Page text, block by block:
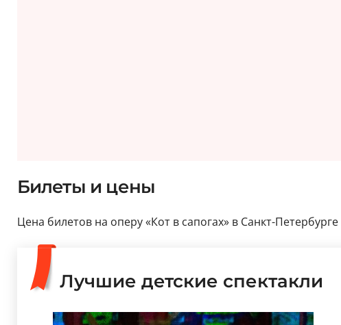
Билеты и цены
Цена билетов на оперу «Кот в сапогах» в Санкт-
Лучшие детские спектакли